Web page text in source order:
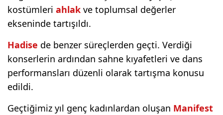
kostümleri ahlak ve toplumsal değerler
ekseninde tartışıldı.
Hadise de benzer süreçlerden geçti. Verdiği
konserlerin ardından sahne kıyafetleri ve dans
performansları düzenli olarak tartışma konusu
edildi.
Geçtiğimiz yıl genç kadınlardan oluşan Manifest